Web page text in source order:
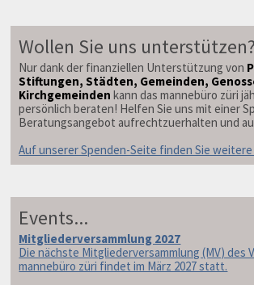
Wollen Sie uns unterstützen?
Nur dank der finanziellen Unterstützung von
Stiftungen, Städten, Gemeinden,
Kirchgemeinden kann das mannebüro züri
persönlich beraten! Helfen Sie uns mit einer
Beratungsangebot aufrechtzuerhalten und
Auf unserer Spenden-Seite finden Sie
Events...
Mitgliederversammlung 2027
Die nächste Mitgliederversammlung (MV) des
mannebüro züri findet im März 2027 statt.